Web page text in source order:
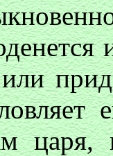
царя,